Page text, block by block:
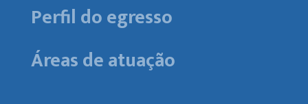
Perfil do egresso
Áreas de atuação